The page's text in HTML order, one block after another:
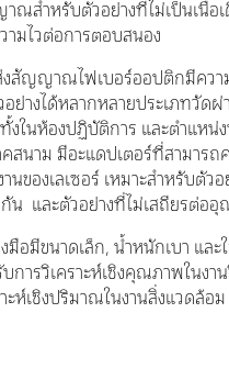
สำหรับตัวอย่างที่ไม่เป็นเนื้อเ
มไวต่อการตอบสนอง
งสัญญาณไฟเบอร์ออปติกมีควา
ย่างได้หลากหลายประเภทวัด
งในห้องปฏิบัติการ และตำแหน่
สนาม มีอะแดปเตอร์ที่สามาร
นของเลเซอร์ เหมาะสำหรับตัว
กัน และตัวอย่างที่ไม่เสถียรต่อ
มือมีขนาดเล็ก, น้ำหนักเบา และ
การวิเคราะห์เชิงคุณภาพในงา
ะห์เชิงปริมาณในงานสิ่งแวดล้อม